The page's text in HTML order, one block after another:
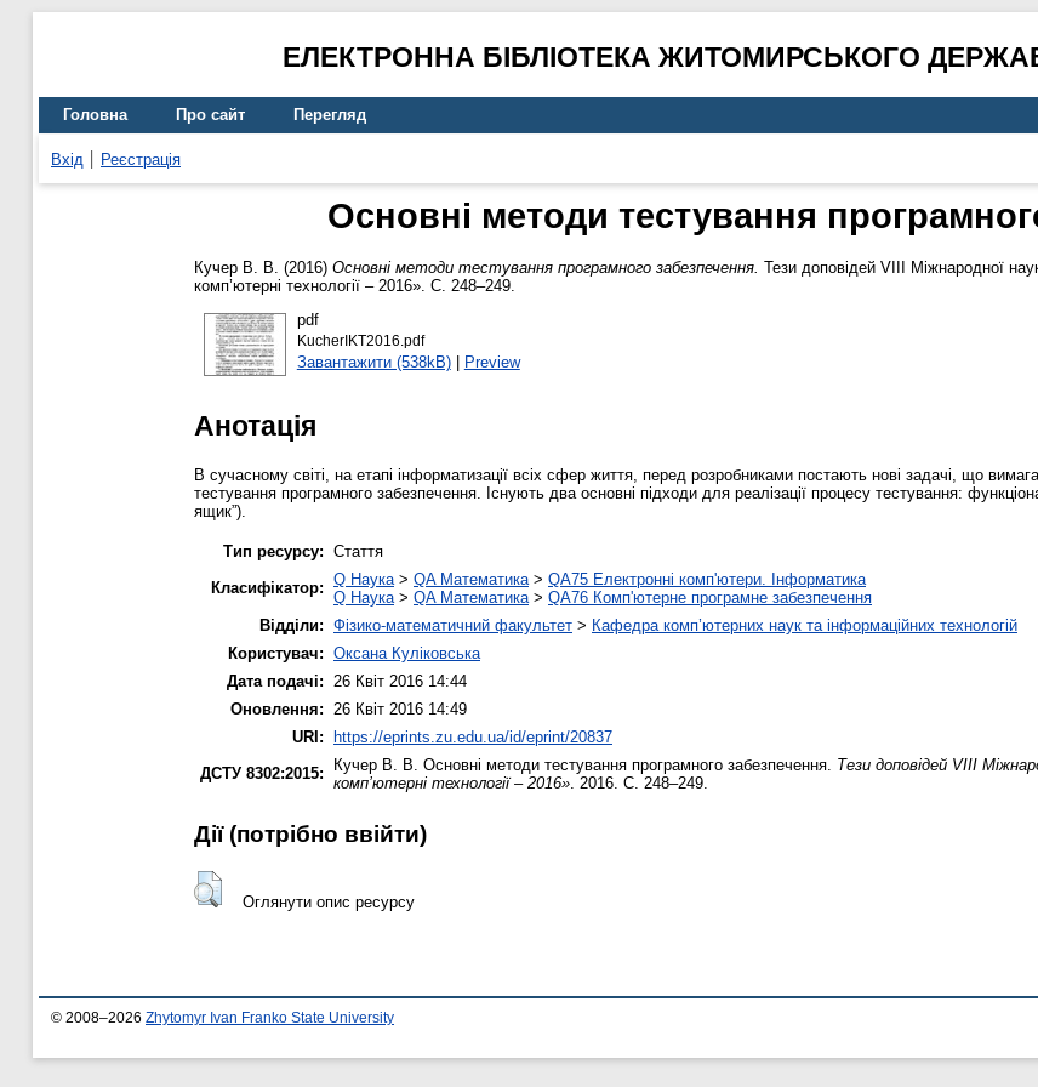
ЕЛЕКТРОННА БІБЛІОТЕКА ЖИТОМИРСЬКОГО
Головна Про сайт Перегляд
Вхід Реєстрація
Основні методи тестування
Кучер В. В. (2016) Основні методи тестування програмного забезпечення. Тези доповідей VIII Міжнародної
комп’ютерні технології – 2016». С. 248–249.
pdf
KucherIKT2016.pdf
Завантажити (538kB)| Preview
Анотація
В сучасному світі, на етапі інформатизації всіх сфер життя, перед розробниками постають нові задачі, що
тестування програмного забезпечення. Існують два основні підходи для реалізації процесу тестування:
ящик”).
Тип ресурсу: Стаття
Класифікатор: Q Наука > QA Математика > QA75 Електронні комп'ютери. Інформатика
Q Наука > QA Математика > QA76 Комп'ютерне програмне забезпечення
Відділи: Фізико-математичний факультет > Кафедра комп’ютерних наук та інформаційних технологій
Користувач: Оксана Куліковська
Дата подачі:
26 Квіт 2016 14:44
Оновлення:
26 Квіт 2016 14:49
URI: https://eprints.zu.edu.ua/id/eprint/20837
ДСТУ 8302:2015:
Кучер В. В. Основні методи тестування програмного забезпечення. Тези доповідей VIII
комп’ютерні технології – 2016» . 2016. С. 248–249.
Дії ​​(потрібно ввійти)
Оглянути опис ресурсу
© 2008–2026 Zhytomyr Ivan Franko State University